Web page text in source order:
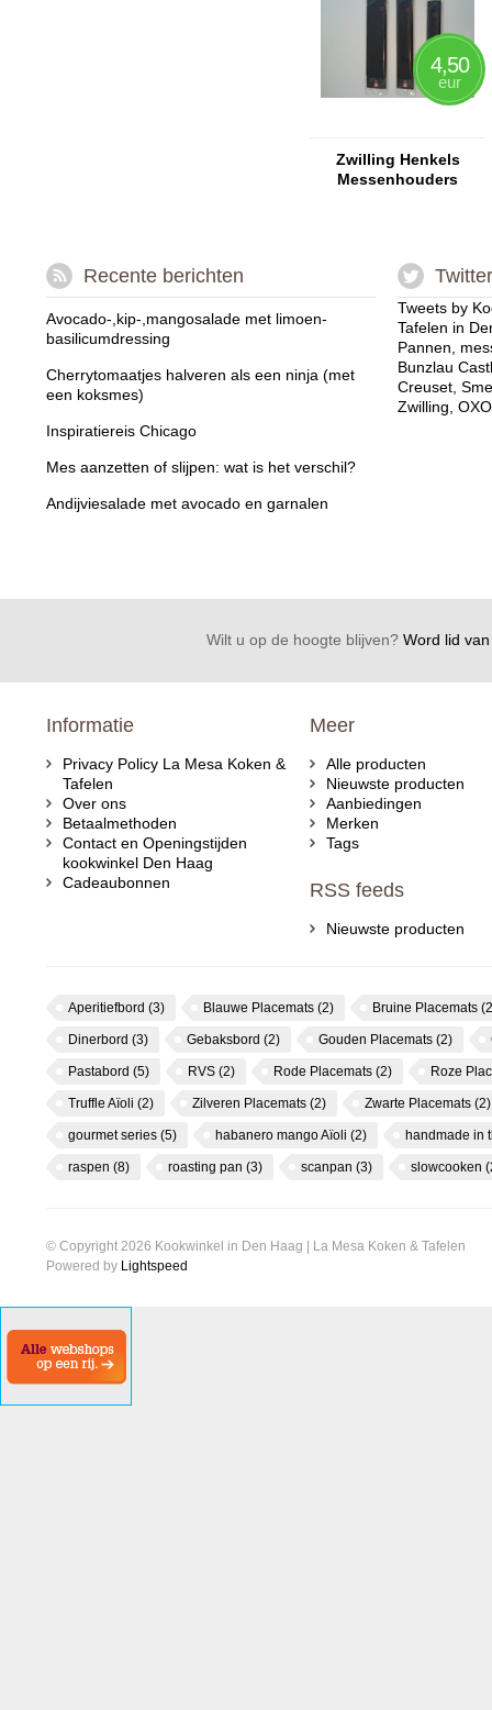
Zwilling Henkels
Messenhouders
4,50
eur
Recente berichten
Avocado-,kip-,mangosalade met limoen-
basilicumdressing
Cherrytomaatjes halveren als een ninja (met
een koksmes)
Inspiratiereis Chicago
Mes aanzetten of slijpen: wat is het verschil?
Andijviesalade met avocado en garnalen
Twitter
Tweets by
Tafelen in
Pannen,
Bunzlau
Creuset,
Zwilling,
Wilt u op de hoogte blijven?Word lid van
Informatie
Privacy Policy La Mesa Koken &
Tafelen
Over ons
Betaalmethoden
Contact en Openingstijden
kookwinkel Den Haag
Cadeaubonnen
Meer
Alle producten
Nieuwste producten
Aanbiedingen
Merken
Tags
RSS feeds
Nieuwste producten
Aperitiefbord (3) Blauwe Placemats (2) Bruine Placemats
Dinerbord (3) Gebaksbord (2) Gouden Placemats (2)
Pastabord (5) RVS (2) Rode Placemats (2) Roze
Truffle Aïoli (2) Zilveren Placemats (2) Zwarte Placemats (2)
gourmet series (5) habanero mango Aïoli (2) handmade in
raspen (8) roasting pan (3) scanpan (3) slowcooken
© Copyright 2026 Kookwinkel in Den Haag | La Mesa Koken & Tafelen
Powered by Lightspeed